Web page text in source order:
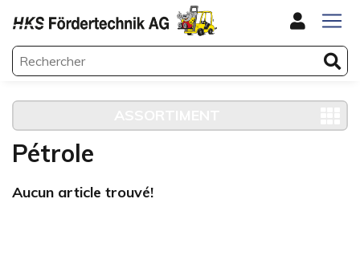
Pétrole
Aucun article trouvé!